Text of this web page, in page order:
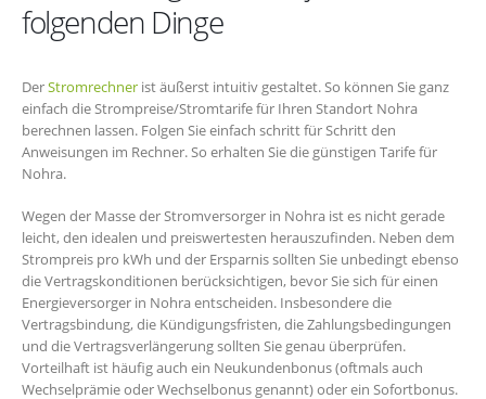
folgenden Dinge
DerStromrechner ist äußerst intuitiv gestaltet. So können Sie ganz
einfach die Strompreise/Stromtarife für Ihren Standort Nohra
berechnen lassen. Folgen Sie einfach schritt für Schritt den
Anweisungen im Rechner. So erhalten Sie die günstigen Tarife für
Nohra.
Wegen der Masse der Stromversorger in Nohra ist es nicht gerade
leicht, den idealen und preiswertesten herauszufinden. Neben dem
Strompreis pro kWh und der Ersparnis sollten Sie unbedingt ebenso
die Vertragskonditionen berücksichtigen, bevor Sie sich für einen
Energieversorger in Nohra entscheiden. Insbesondere die
Vertragsbindung, die Kündigungsfristen, die Zahlungsbedingungen
und die Vertragsverlängerung sollten Sie genau überprüfen.
Vorteilhaft ist häufig auch ein Neukundenbonus (oftmals auch
Wechselprämie oder Wechselbonus genannt) oder ein Sofortbonus.